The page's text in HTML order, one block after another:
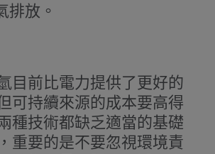
排放。
目前比電力提供了更好的
可持續來源的成本要高得
種技術都缺乏適當的基礎
重要的是不要忽視環境責